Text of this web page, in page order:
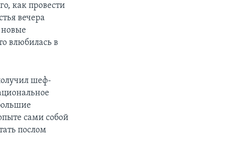
как провести
вечера
влюбилась в
шеф-
сами собой
послом